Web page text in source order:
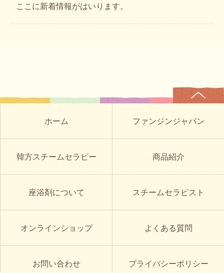
ここに新着情報がはいります。
ホーム ファンジンジャパン
韓方スチームセラピー 商品紹介
座浴剤について スチームセラピスト
オンラインショップ よくある質問
お問い合わせ プライバシーポリシー